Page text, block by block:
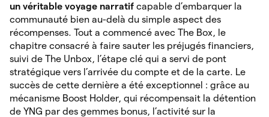
un véritable voyage narratif capable d’embarquer la
communauté bien au-delà du simple aspect des
récompenses. Tout a commencé avec The Box, le
chapitre consacré à faire sauter les préjugés financiers,
suivi de The Unbox, l’étape clé qui a servi de pont
stratégique vers l’arrivée du compte et de la carte. Le
succès de cette dernière a été exceptionnel : grâce au
mécanisme Boost Holder, qui récompensait la détention
de YNG par des gemmes bonus, l’activité sur la